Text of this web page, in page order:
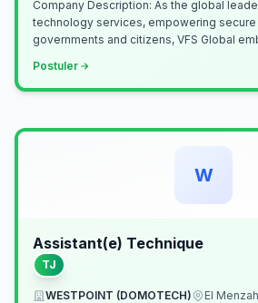
Company Description: As the global leader in trusted
technology services, empowering
governments and citizens, VFS Global
Postuler
W
Assistant(e) Technique
TJ
WESTPOINT (DOMOTECH)
El